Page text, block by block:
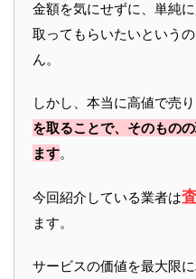
金額を気にせずに、単純
取ってもらいたいという
ん。
しかし、本当に高値で売
を取ることで、そのもの
ます。
今回紹介している業者は
ます。
サービスの価値を最大限